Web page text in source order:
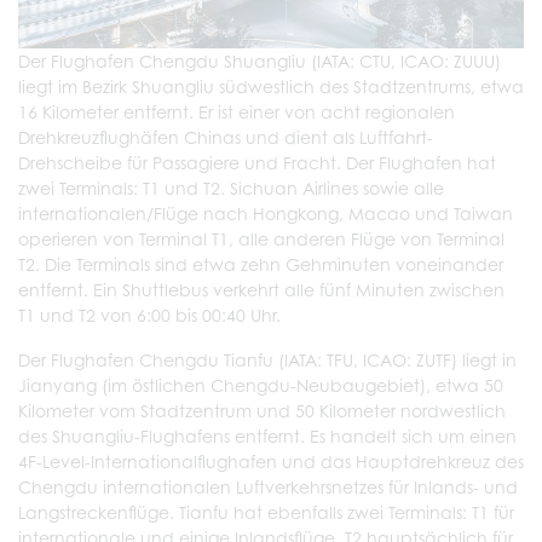
Der Flughafen Chengdu Shuangliu (IATA: CTU, ICAO: ZUUU)
liegt im Bezirk Shuangliu südwestlich des Stadtzentrums, etwa
16 Kilometer entfernt. Er ist einer von acht regionalen
Drehkreuzflughäfen Chinas und dient als Luftfahrt-
Drehscheibe für Passagiere und Fracht. Der Flughafen hat
zwei Terminals: T1 und T2. Sichuan Airlines sowie alle
internationalen/Flüge nach Hongkong, Macao und Taiwan
operieren von Terminal T1, alle anderen Flüge von Terminal
T2. Die Terminals sind etwa zehn Gehminuten voneinander
entfernt. Ein Shuttlebus verkehrt alle fünf Minuten zwischen
T1 und T2 von 6:00 bis 00:40 Uhr.
Der Flughafen Chengdu Tianfu (IATA: TFU, ICAO: ZUTF) liegt in
Jianyang (im östlichen Chengdu-Neubaugebiet), etwa 50
Kilometer vom Stadtzentrum und 50 Kilometer nordwestlich
des Shuangliu-Flughafens entfernt. Es handelt sich um einen
4F-Level-Internationalflughafen und das Hauptdrehkreuz des
Chengdu internationalen Luftverkehrsnetzes für Inlands- und
Langstreckenflüge. Tianfu hat ebenfalls zwei Terminals: T1 für
internationale und einige Inlandsflüge, T2 hauptsächlich für